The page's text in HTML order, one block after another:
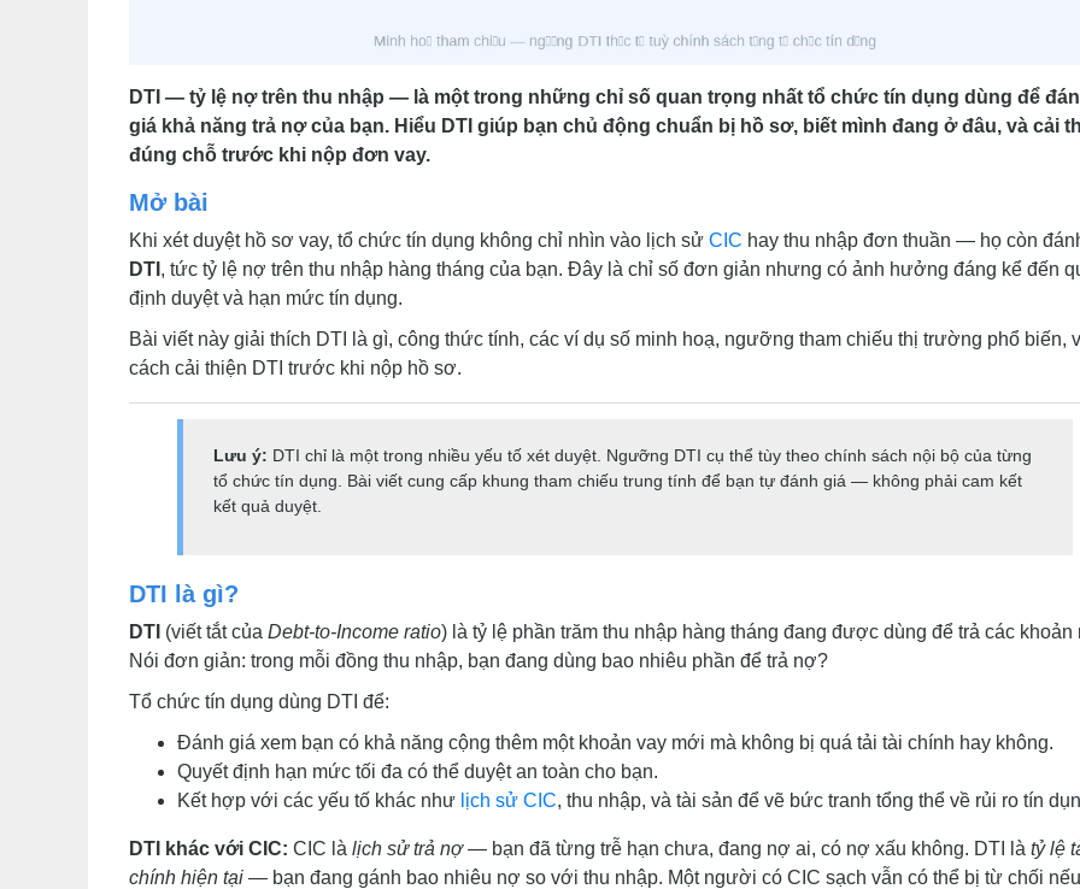
DTI — tỷ lệ nợ trên thu nhập — là một trong những chỉ số quan trọng nhất tổ chức tín dụng dùng để
giá khả năng trả nợ của bạn. Hiểu DTI giúp bạn chủ động chuẩn bị hồ sơ, biết mình đang ở đâu, và cải
đúng chỗ trước khi nộp đơn vay.
Mở bài
Khi xét duyệt hồ sơ vay, tổ chức tín dụng không chỉ nhìn vào lịch sử CIC hay thu nhập đơn thuần — họ còn
DTI , tức tỷ lệ nợ trên thu nhập hàng tháng của bạn. Đây là chỉ số đơn giản nhưng có ảnh hưởng đáng kể đến
định duyệt và hạn mức tín dụng.
Bài viết này giải thích DTI là gì, công thức tính, các ví dụ số minh hoạ, ngưỡng tham chiếu thị trường phổ biến,
cách cải thiện DTI trước khi nộp hồ sơ.
Lưu ý: DTI chỉ là một trong nhiều yếu tố xét duyệt. Ngưỡng DTI cụ thể tùy theo chính sách nội bộ của từng
tổ chức tín dụng. Bài viết cung cấp khung tham chiếu trung tính để bạn tự đánh giá — không phải cam kết
kết quả duyệt.
DTI là gì?
DTI (viết tắt của Debt-to-Income ratio) là tỷ lệ phần trăm thu nhập hàng tháng đang được dùng để trả các khoản
Nói đơn giản: trong mỗi đồng thu nhập, bạn đang dùng bao nhiêu phần để trả nợ?
Tổ chức tín dụng dùng DTI để:
Đánh giá xem bạn có khả năng cộng thêm một khoản vay mới mà không bị quá tải tài chính hay không.
Quyết định hạn mức tối đa có thể duyệt an toàn cho bạn.
Kết hợp với các yếu tố khác như lịch sử CIC, thu nhập, và tài sản để vẽ bức tranh tổng thể về rủi ro tín
DTI khác với CIC: CIC là lịch sử trả nợ— bạn đã từng trễ hạn chưa, đang nợ ai, có nợ xấu không. DTI là tỷ lệ
chính hiện tại — bạn đang gánh bao nhiêu nợ so với thu nhập. Một người có CIC sạch vẫn có thể bị từ chối